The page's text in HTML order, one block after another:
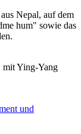
Nepal, auf dem
hum" sowie das